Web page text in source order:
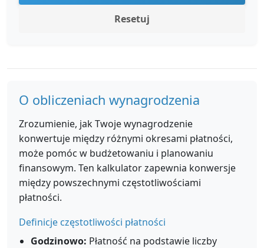
Resetuj
O obliczeniach wynagrodzenia
Zrozumienie, jak Twoje wynagrodzenie
konwertuje między różnymi okresami płatności,
może pomóc w budżetowaniu i planowaniu
finansowym. Ten kalkulator zapewnia konwersje
między powszechnymi częstotliwościami
płatności.
Definicje częstotliwości płatności
Godzinowo: Płatność na podstawie liczby